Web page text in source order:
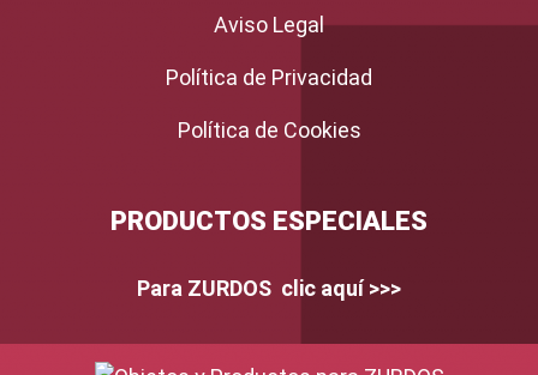
Aviso Legal
Política de Privacidad
Política de Cookies
PRODUCTOS ESPECIALES
Para ZURDOS clic aquí >>>